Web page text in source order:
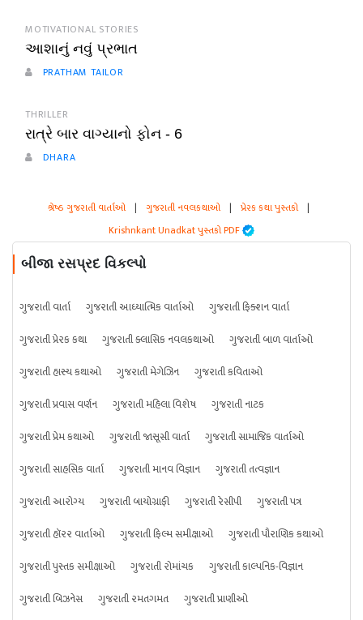
MOTIVATIONAL STORIES
આશાનું નવું પ્રભાત
PRATHAM TAILOR
THRILLER
રાત્રે બાર વાગ્યાનો ફોન - 6
DHARA
શ્રેષ્ઠ ગુજરાતી વાર્તાઓ | ગુજરાતી નવલકથાઓ | પ્રેરક કથા પુસ્તકો |
Krishnkant Unadkat પુસ્તકો PDF
બીજા રસપ્રદ વિકલ્પો
ગુજરાતી વાર્તા ગુજરાતી આધ્યાત્મિક વાર્તાઓ
ગુજરાતી ફિક્શન વાર્તા
ગુજરાતી પ્રેરક કથા
ગુજરાતી ક્લાસિક નવલકથાઓ
ગુજરાતી બાળ વાર્તાઓ
ગુજરાતી હાસ્ય કથાઓ
ગુજરાતી મેગેઝિન
ગુજરાતી કવિતાઓ
ગુજરાતી પ્રવાસ વર્ણન
ગુજરાતી મહિલા વિશેષ
ગુજરાતી નાટક
ગુજરાતી પ્રેમ કથાઓ
ગુજરાતી જાસૂસી વાર્તા
ગુજરાતી સામાજિક વાર્તાઓ
ગુજરાતી સાહસિક વાર્તા
ગુજરાતી માનવ વિજ્ઞાન
ગુજરાતી તત્વજ્ઞાન
ગુજરાતી આરોગ્ય
ગુજરાતી બાયોગ્રાફી ગુજરાતી રેસીપી
ગુજરાતી પત્ર
ગુજરાતી હૉરર વાર્તાઓ
ગુજરાતી ફિલ્મ સમીક્ષાઓ
ગુજરાતી પૌરાણિક કથાઓ
ગુજરાતી પુસ્તક સમીક્ષાઓ
ગુજરાતી રોમાંચક
ગુજરાતી કાલ્પનિક-વિજ્ઞાન
ગુજરાતી બિઝનેસ
ગુજરાતી રમતગમત
ગુજરાતી પ્રાણીઓ